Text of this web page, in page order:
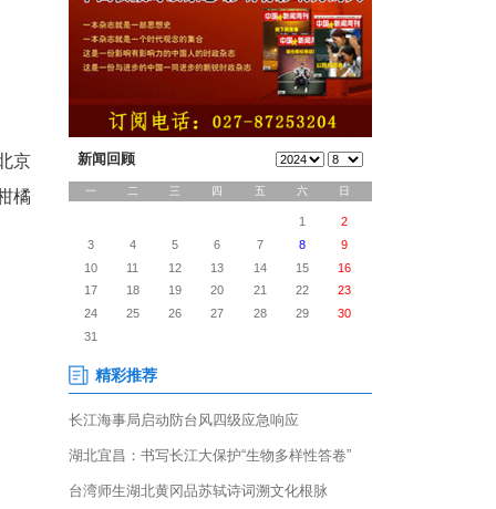
四溢，湖北“宜昌蜜桔”北京
燕出席并致辞，宜昌市柑橘